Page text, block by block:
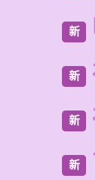
新
新
新
新